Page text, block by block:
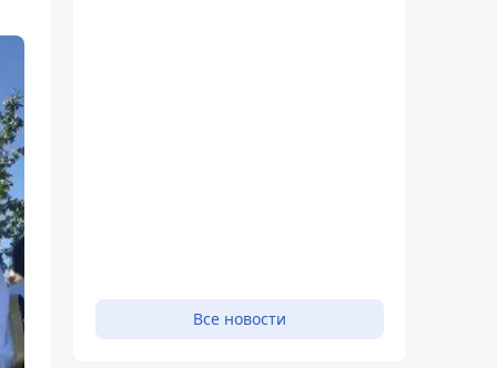
Все новости